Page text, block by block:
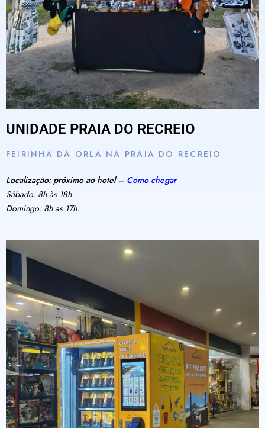
UNIDADE PRAIA DO RECREIO
FEIRINHA DA ORLA NA PRAIA DO RECREIO
Localização: próximo ao hotel – Como chegar
Sábado: 8h às 18h.
Domingo: 8h as 17h.